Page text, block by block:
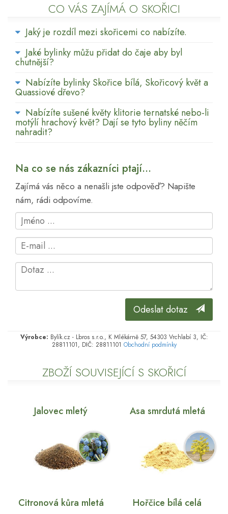
CO VÁS ZAJÍMÁ O SKOŘICI
Jaký je rozdíl mezi skořicemi co nabízíte.
Jaké bylinky můžu přidat do čaje aby byl
chutnější?
Nabízíte bylinky Skořice bílá, Skořicový květ a
Quassiové dřevo?
Nabízíte sušené květy klitorie ternatské nebo-li
motýlí hrachový květ? Dají se tyto byliny něčím
nahradit?
Na co se nás zákazníci ptají...
Zajímá vás něco a nenašli jste odpověď? Napište
nám, rádi odpovíme.
Odeslat dotaz
Výrobce: Bylík.cz - Lbros s.r.o., K Mlékárně 57, 54303 Vrchlabí 3, IČ:
28811101, DIČ: 28811101 Obchodní podmínky
ZBOŽÍ SOUVISEJÍCÍ S SKOŘICÍ
Jalovec mletý Asa smrdutá mletá
Citronová kůra mletá Hořčice bílá celá